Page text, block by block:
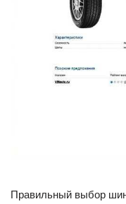
Правильный выбор